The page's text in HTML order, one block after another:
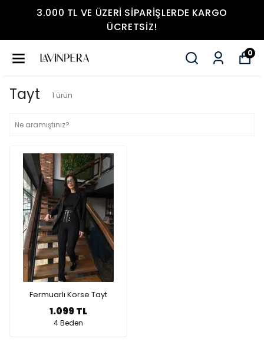
3.000 TL VE ÜZERI SIPARIŞLERDE KARGO
ÜCRETSIZ!
0
Tayt 1 ürün
Fermuarlı Korse Tayt
1.099 TL
4 Beden